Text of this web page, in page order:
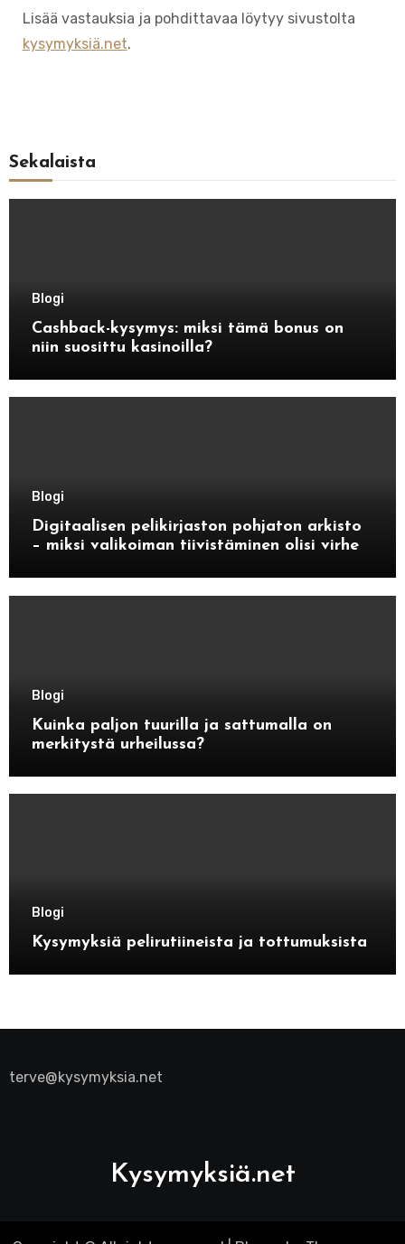
Lisää vastauksia ja pohdittavaa löytyy sivustolta
kysymyksiä.net.
Sekalaista
Blogi
Cashback-kysymys: miksi tämä bonus on
niin suosittu kasinoilla?
Blogi
Digitaalisen pelikirjaston pohjaton arkisto
– miksi valikoiman tiivistäminen olisi virhe
Blogi
Kuinka paljon tuurilla ja sattumalla on
merkitystä urheilussa?
Blogi
Kysymyksiä pelirutiineista ja tottumuksista
terve@kysymyksia.net
Kysymyksiä.net